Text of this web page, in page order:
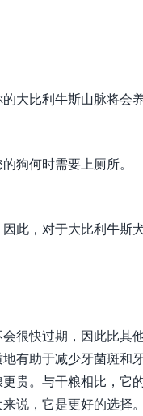
大比利牛斯山脉将会
狗何时需要上厕所。
此，对于大比利牛斯
很快过期，因此比其
有助于减少牙菌斑和牙
贵。与干粮相比，它
说，它是更好的选择。